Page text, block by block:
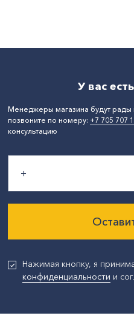
Бренд:
У вас
Менеджеры магазина будут рады
позвоните по номеру: +7 705 707
консультацию
Нажимая кнопку, я
конфиденциальности и